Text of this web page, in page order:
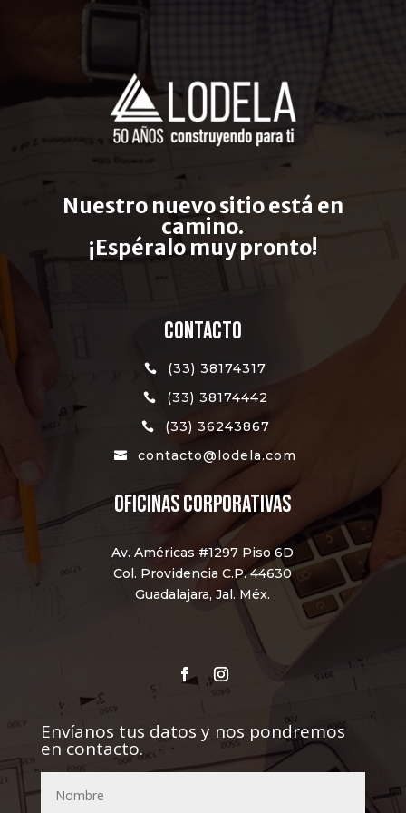
Nuestro nuevo sitio está en
camino.
¡Espéralo muy pronto!
CONTACTO
 (33) 38174317
 (33) 38174442
 (33) 36243867
 contacto@lodela.com
oFICINAS CORPORATIVAS
Av. Américas #1297 Piso 6D
Col. Providencia C.P. 44630
Guadalajara, Jal. Méx.
Envíanos tus datos y nos pondremos
en contacto.